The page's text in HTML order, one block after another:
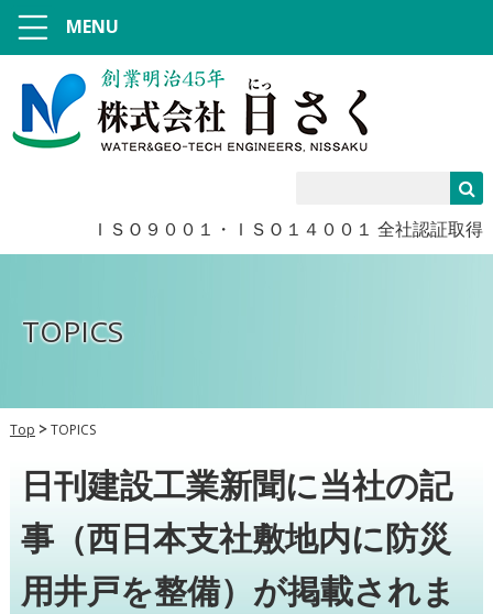
ＩＳＯ９００１・ＩＳＯ１４００１ 全社認証取得
MENU
TOPICS
Top TOPICS
日刊建設工業新聞に当社の記
事（西日本支社敷地内に防災
用井戸を整備）が掲載されま